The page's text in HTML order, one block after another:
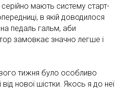
серійно мають систему старт-
в якій доводилося
педаль гальм, аби
замовкає значно легше і
тижня було особливо
нової шістки. Якось я до неї